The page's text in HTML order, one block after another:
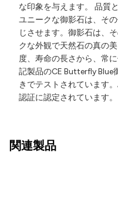
な印象を与えます。 品質
ユニークな御影石は、そ
じさせます。御影石は、
クな外観で天然石の真の
度、寿命の長さから、常
記製品のCE Butterfly Blue
きでテストされています
認証に認定されています。
関連製品